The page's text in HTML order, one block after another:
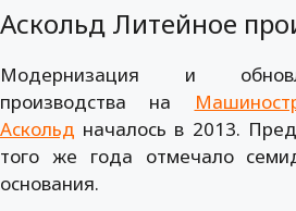
Аскольд Литейное
Модернизация и
производства на
Аскольд началось в 2013.
того же года отмечало
основания.